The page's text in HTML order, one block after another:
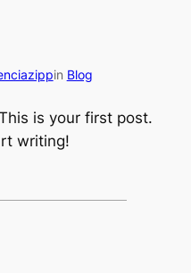
in Blog
is your first post.
writing!